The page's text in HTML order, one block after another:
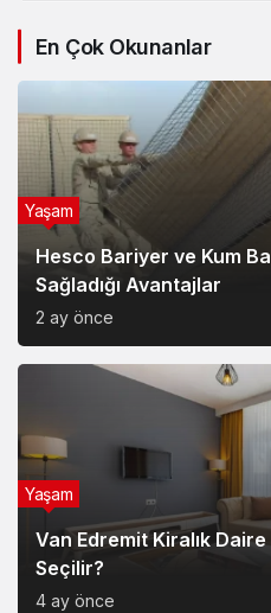
En Çok Okunanlar
Hesco Bariyer ve Kum
Sağladığı Avantajlar
2 ay önce
Yaşam
Van Edremit Kiralık
Seçilir?
4 ay önce
Yaşam